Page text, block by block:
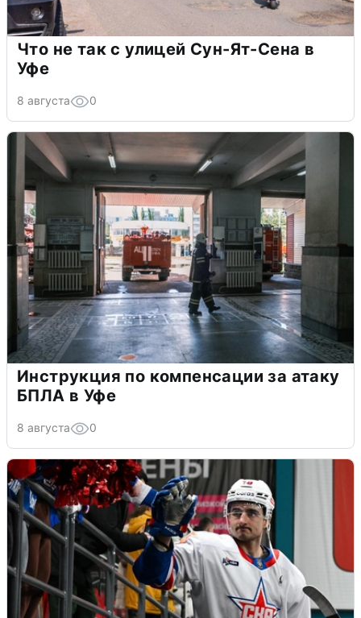
Что не так с улицей Сун-Ят-Сена в
Уфе
8 августа 0
Инструкция по компенсации за атаку
БПЛА в Уфе
8 августа 0